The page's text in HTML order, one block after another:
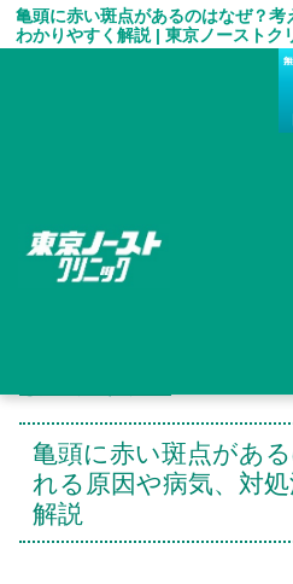
亀頭に赤い斑点があるのはなぜ？
わかりやすく解説 | 東京ノーストク
亀頭に赤い斑点があ
れる原因や病気、対
解説